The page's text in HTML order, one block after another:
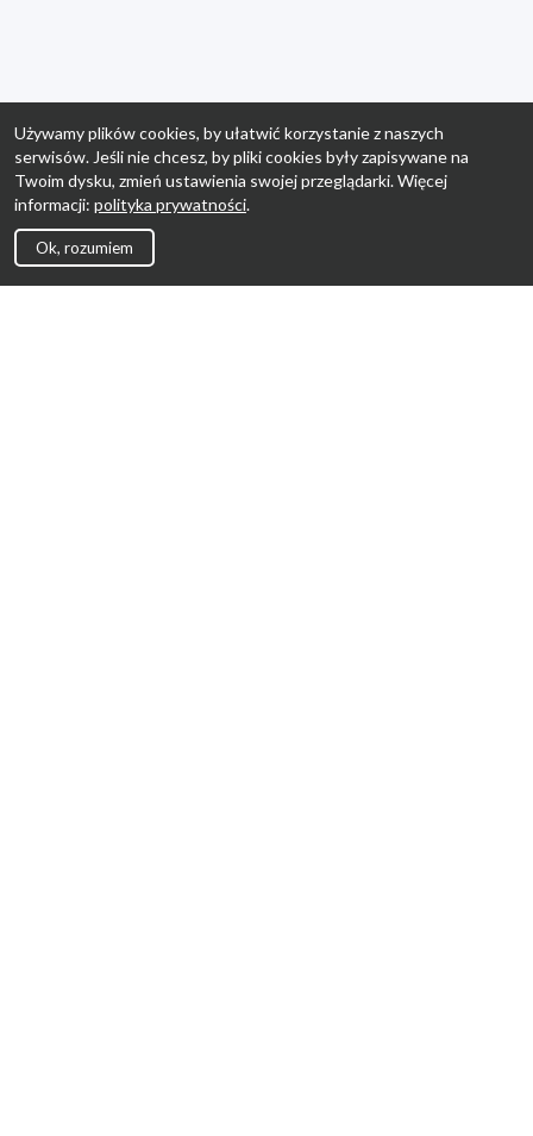
Używamy plików cookies, by ułatwić korzystanie z naszych
serwisów. Jeśli nie chcesz, by pliki cookies były zapisywane na
Twoim dysku, zmień ustawienia swojej przeglądarki. Więcej
informacji: polityka prywatności.
Ok, rozumiem